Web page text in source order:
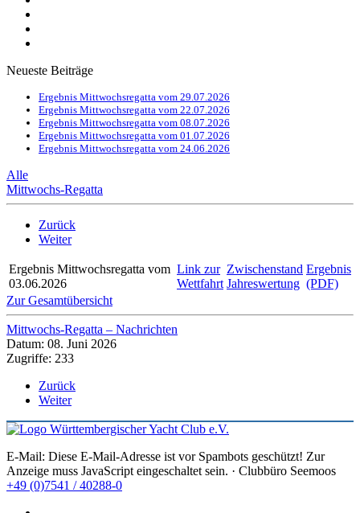
Neueste Beiträge
Ergebnis Mittwochsregatta vom 29.07.2026
Ergebnis Mittwochsregatta vom 22.07.2026
Ergebnis Mittwochsregatta vom 08.07.2026
Ergebnis Mittwochsregatta vom 01.07.2026
Ergebnis Mittwochsregatta vom 24.06.2026
Alle
Mittwochs-Regatta
Zurück
Weiter
Ergebnis Mittwochsregatta vom
03.06.2026
Link zur
Wettfahrt
Zwischenstand
Jahreswertung
Ergebnis
(PDF)
Zur Gesamtübersicht
Mittwochs-Regatta – Nachrichten
Datum: 08. Juni 2026
Zugriffe: 233
Zurück
Weiter
E-Mail: Diese E-Mail-Adresse ist vor Spambots geschützt! Zur
Anzeige muss JavaScript eingeschaltet sein. · Clubbüro Seemoos
+49 (0)7541 / 40288-0